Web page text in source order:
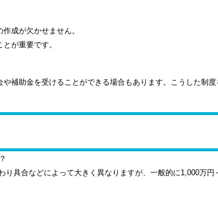
成が欠かせません。
が重要です。
補助金を受けることができる場合もあります。こうした制度
具合などによって大きく異なりますが、一般的に1,000万円